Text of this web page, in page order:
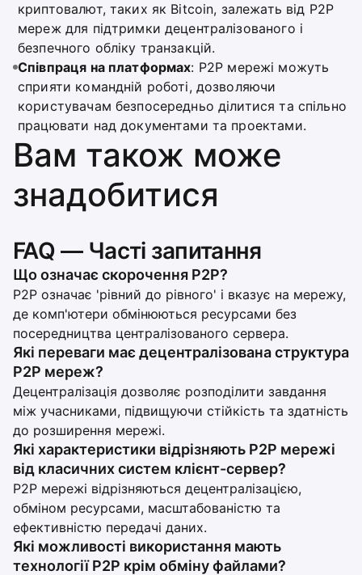
криптовалют, таких як Bitcoin, залежать від P2P
мереж для підтримки децентралізованого і
безпечного обліку транзакцій.
Співпраця на платформах: P2P мережі можуть
сприяти командній роботі, дозволяючи
користувачам безпосередньо ділитися та спільно
працювати над документами та проектами.
Вам також може
знадобитися
FAQ — Часті запитання
Що означає скорочення P2P?
P2P означає 'рівний до рівного' і вказує на мережу,
де комп'ютери обмінюються ресурсами без
посередництва централізованого сервера.
Які переваги має децентралізована структура
P2P мереж?
Децентралізація дозволяє розподілити завдання
між учасниками, підвищуючи стійкість та здатність
до розширення мережі.
Які характеристики відрізняють P2P мережі
від класичних систем клієнт-сервер?
P2P мережі відрізняються децентралізацією,
обміном ресурсами, масштабованістю та
ефективністю передачі даних.
Які можливості використання мають
технології P2P крім обміну файлами?